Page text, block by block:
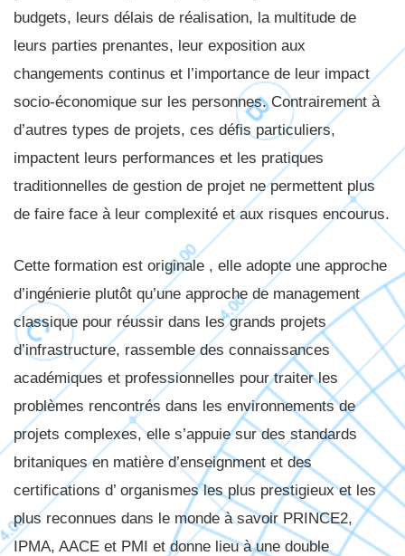
budgets, leurs délais de réalisation, la multitude de
leurs parties prenantes, leur exposition aux
changements continus et l’importance de leur impact
socio-économique sur les personnes. Contrairement à
d’autres types de projets, ces défis particuliers,
impactent leurs performances et les pratiques
traditionnelles de gestion de projet ne permettent plus
de faire face à leur complexité et aux risques encourus.
Cette formation est originale , elle adopte une approche
d’ingénierie plutôt qu’une approche de management
classique pour réussir dans les grands projets
d’infrastructure, rassemble des connaissances
académiques et professionnelles pour traiter les
problèmes rencontrés dans les environnements de
projets complexes, elle s’appuie sur des standards
britaniques en matière d’enseignment et des
certifications d’ organismes les plus prestigieux et les
plus reconnues dans le monde à savoir PRINCE2,
IPMA, AACE et PMI et donne lieu à une double